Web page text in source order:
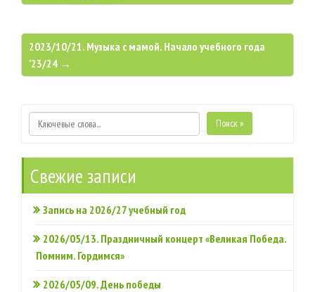
2023/10/21. Музыка с мамой. Начало учебного года
’23/24 →
Поиск »
Свежие записи
Запись на 2026/27 учебный год
2026/05/13. Праздничный концерт «Великая Победа.
Помним. Гордимся»
2026/05/09. День победы